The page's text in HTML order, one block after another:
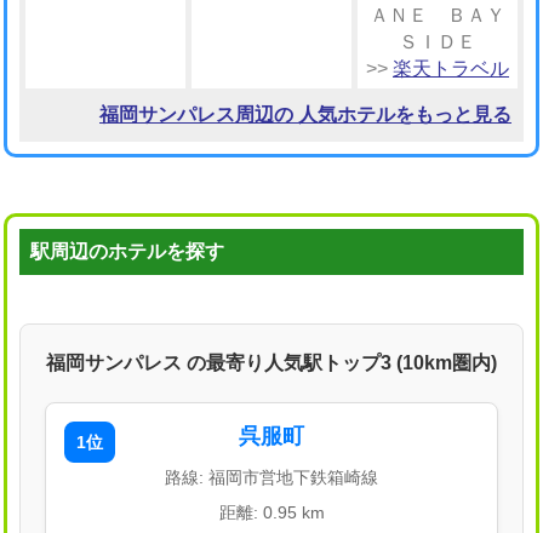
ＡＮＥ ＢＡＹ
ＳＩＤＥ
>> 楽天トラベル
福岡サンパレス周辺の 人気ホテルをもっと見る
駅周辺のホテルを探す
福岡サンパレス の最寄り人気駅トップ3 (10km圏内)
1位 呉服町
路線: 福岡市営地下鉄箱崎線
距離: 0.95 km